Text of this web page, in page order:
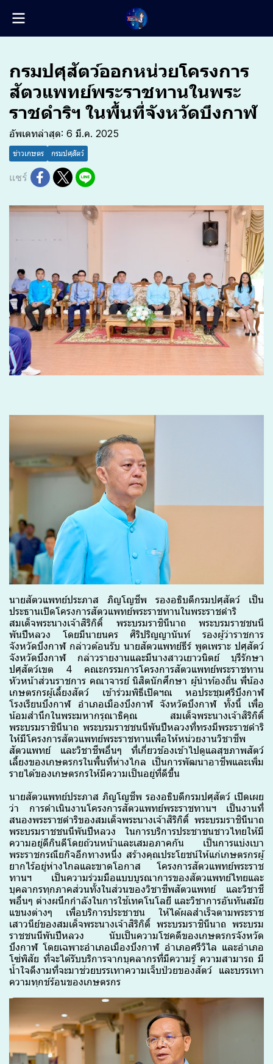
กรมปศุสัตว์ออกหน่วยโครงการ
สัตวแพทย์พระราชทานในพระ
ราชดำริฯ ในพื้นที่จังหวัดบึงกาฬ
อัพเดทล่าสุด: 6 มี.ค. 2025
ข่าวเกษตร กรมปศุสัตว์
แชร์
นายสัตวแพทย์ประภาส ภิญโญชีพ รองอธิบดีกรมปศุสัตว์ เป็น
ประธานเปิดโครงการสัตวแพทย์พระราชทานในพระราชดำริ
สมเด็จพระนางเจ้าสิริกิติ์ พระบรมราชินีนาถ พระบรมราชชนนี
พันปีหลวง โดยมีนายนคร ศิริปริญญานันท์ รองผู้ว่าราชการ
จังหวัดบึงกาฬ กล่าวต้อนรับ นายสัตวแพทย์ธีร์ พูดเพราะ ปศุสัตว์
จังหวัดบึงกาฬ กล่าวรายงานและมีนางสาวเยาวนิตย์ บุรีรักษา
ปศุสัตว์เขต 4 คณะกรรมการโครงการสัตวแพทย์พระราชทาน
หัวหน้าส่วนราชการ คณาจารย์ นิสิตนักศึกษา ผู้นำท้องถิ่น พี่น้อง
เกษตรกรผู้เลี้ยงสัตว์ เข้าร่วมพิธีเปิดฯณ หอประชุมศรีบึงกาฬ
โรงเรียนบึงกาฬ อำเภอเมืองบึงกาฬ จังหวัดบึงกาฬ ทั้งนี้ เพื่อ
น้อมสำนึกในพระมหากรุณาธิคุณ สมเด็จพระนางเจ้าสิริกิติ์
พระบรมราชินีนาถ พระบรมราชชนนีพันปีหลวงที่ทรงมีพระราชดำริ
ให้มีโครงการสัตวแพทย์พระราชทานเพื่อให้หน่วยงานวิชาชีพ
สัตวแพทย์ และวิชาชีพอื่นๆ ที่เกี่ยวข้องเข้าไปดูแลสุขภาพสัตว์
เลี้ยงของเกษตรกรในพื้นที่ห่างไกล เป็นการพัฒนาอาชีพและเพิ่ม
รายได้ของเกษตรกรให้มีความเป็นอยู่ที่ดีขึ้น
นายสัตวแพทย์ประภาส ภิญโญชีพ รองอธิบดีกรมปศุสัตว์ เปิดเผย
ว่า การดำเนินงานโครงการสัตวแพทย์พระราชทานฯ เป็นงานที่
สนองพระราชดำริของสมเด็จพระนางเจ้าสิริกิติ์ พระบรมราชินีนาถ
พระบรมราชชนนีพันปีหลวง ในการบริการประชาชนชาวไทยให้มี
ความอยู่ดีกินดีโดยถ้วนหน้าและเสมอภาคกัน เป็นการแบ่งเบา
พระราชกรณียกิจอีกทางหนึ่ง สร้างคุณประโยชน์ให้แก่เกษตรกรผู้
ยากไร้อยู่ห่างไกลและขาดโอกาส โครงการสัตวแพทย์พระราช
ทานฯ เป็นความร่วมมือแบบบูรณาการของสัตวแพทย์ไทยและ
บุคลากรทุกภาคส่วนทั้งในส่วนของวิชาชีพสัตวแพทย์ และวิชาชี
พอื่นๆ ต่างผนึกกำลังในการใช้เทคโนโลยี และวิชาการอันทันสมัย
แขนงต่างๆ เพื่อบริการประชาชน ให้ได้ผลสำเร็จตามพระราช
เสาวนีย์ของสมเด็จพระนางเจ้าสิริกิติ์ พระบรมราชินีนาถ พระบรม
ราชชนนีพันปีหลวง นับเป็นความโชคดีของเกษตรกรจังหวัด
บึงกาฬ โดยเฉพาะอำเภอเมืองบึงกาฬ อำเภอศรีวิไล และอำเภอ
โซ่พิสัย ที่จะได้รับบริการจากบุคลากรที่มีความรู้ ความสามารถ มี
น้ำใจดีงามที่จะมาช่วยบรรเทาความเจ็บป่วยของสัตว์ และบรรเทา
ความทุกข์ร้อนของเกษตรกร